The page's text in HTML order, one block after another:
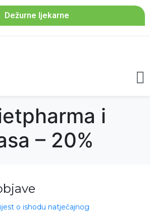
Dežurne ljekarne
i
– 20%
o ishodu natječajnog